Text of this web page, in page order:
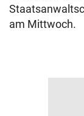
am Mittwoch.